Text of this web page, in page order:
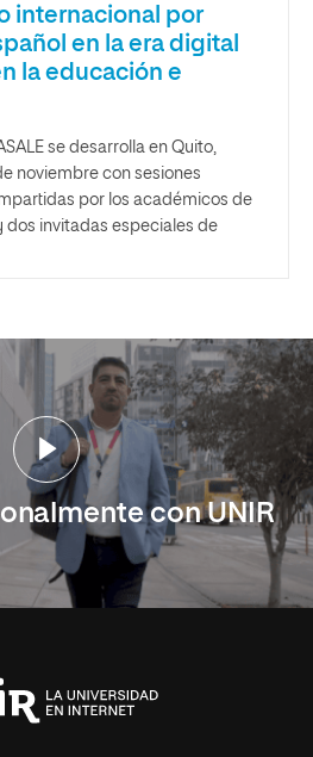
internacional por
en la era digital
la educación e
se desarrolla en Quito,
noviembre con sesiones
por los académicos de
dos invitadas especiales de
con UNIR